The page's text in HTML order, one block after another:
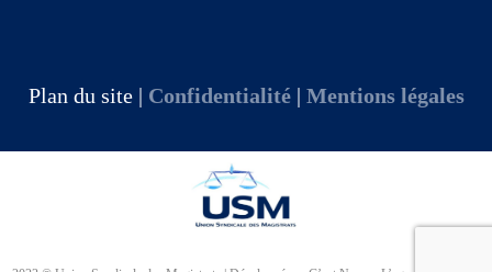
Plan du site | Confidentialité| Mentions légales